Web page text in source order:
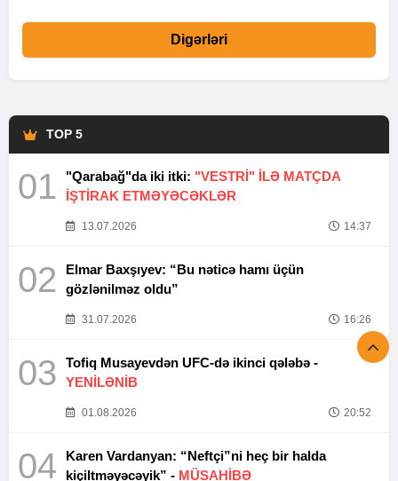
Digərləri
TOP 5
01 "Qarabağ"da iki itki: "VESTRİ" İLƏ MATÇDA
İŞTİRAK ETMƏYƏCƏKLƏR
13.07.2026 14:37
02
Elmar Baxşıyev: “Bu nəticə hamı üçün
gözlənilməz oldu”
31.07.2026 16:26
03
Tofiq Musayevdən UFC-də ikinci qələbə -
YENİLƏNİB
01.08.2026 20:52
04
Karen Vardanyan: “Neftçi”ni heç bir halda
kiçiltməyəcəyik” - MÜSAHİBƏ